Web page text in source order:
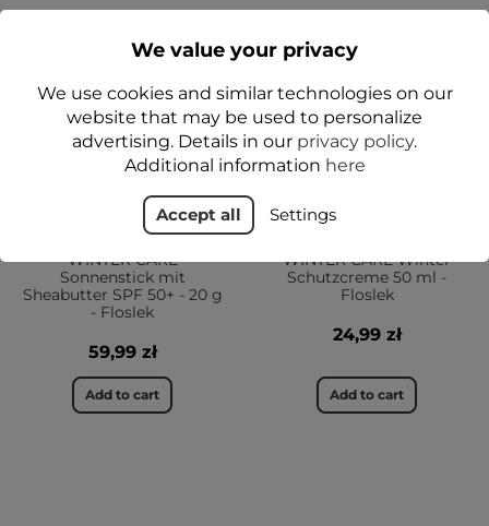
WINTER CARE
Sonnenstick mit
Sheabutter SPF 50+ - 20 g
- Floslek
59,99 zł
Add to cart
WINTER CARE Winter
Schutzcreme 50 ml -
Floslek
24,99 zł
Add to cart
We value your privacy
We use cookies and similar technologies on our
website that may be used to personalize
advertising. Details in our privacy policy.
Additional information here
Accept all Settings